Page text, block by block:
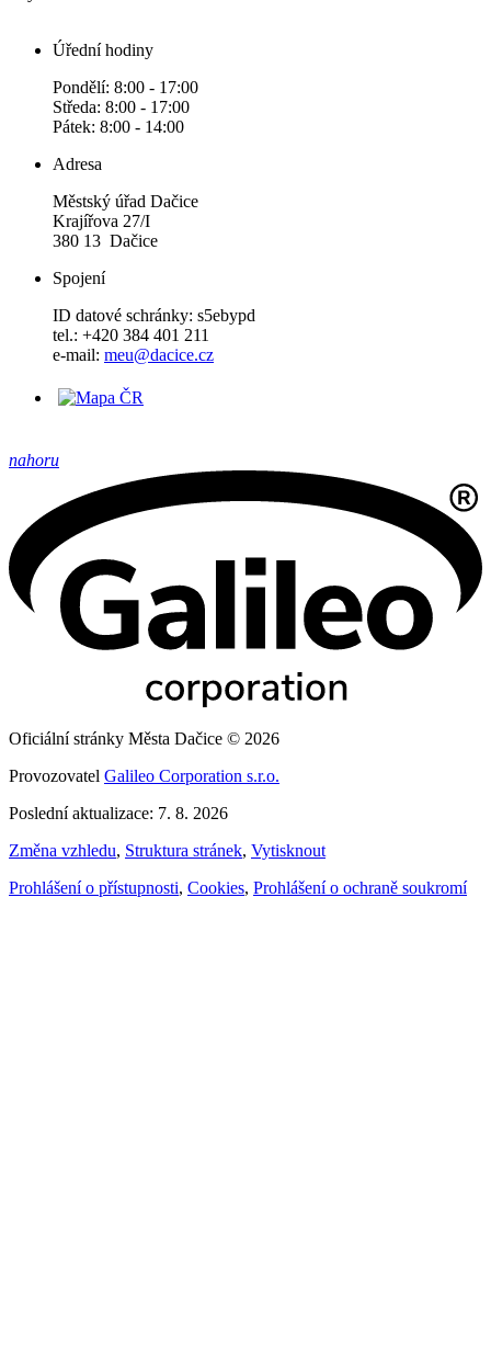
Úřední hodiny
Pondělí: 8:00 - 17:00
Středa: 8:00 - 17:00
Pátek: 8:00 - 14:00
Adresa
Městský úřad Dačice
Krajířova 27/I
380 13 Dačice
Spojení
ID datové schránky: s5ebypd
tel.: +420 384 401 211
e-mail: meu@dacice.cz
nahoru
Oficiální stránky Města Dačice © 2026
Provozovatel Galileo Corporation s.r.o.
Poslední aktualizace: 7. 8. 2026
Změna vzhledu, Struktura stránek, Vytisknout
Prohlášení o přístupnosti, Cookies, Prohlášení o ochraně soukromí